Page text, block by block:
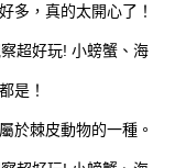
多，真的太開心了！
是！
於棘皮動物的一種。